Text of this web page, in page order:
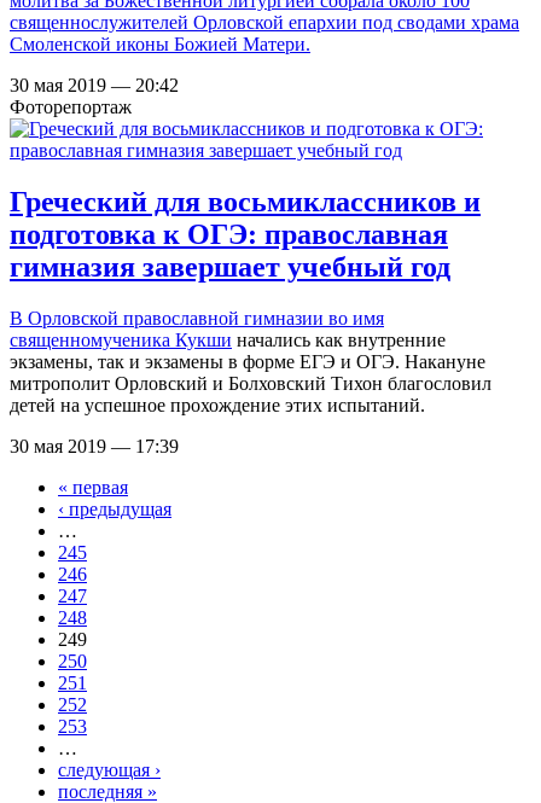
священнослужителей Орловской епархии под сводами храма
Смоленской иконы Божией Матери.
30 мая 2019 — 20:42
Фоторепортаж
Греческий для восьмиклассников и
подготовка к ОГЭ: православная
гимназия завершает учебный год
В Орловской православной гимназии во имя
священномученика Кукши начались как внутренние
экзамены, так и экзамены в форме ЕГЭ и ОГЭ. Накануне
митрополит Орловский и Болховский Тихон благословил
детей на успешное прохождение этих испытаний.
30 мая 2019 — 17:39
Страницы
« первая
‹ предыдущая
…
245
246
247
248
249
250
251
252
253
…
следующая ›
последняя »